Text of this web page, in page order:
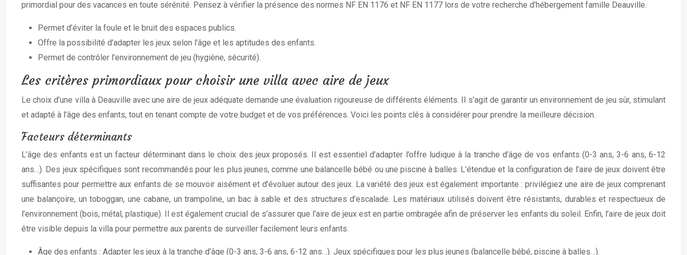
primordial pour des vacances en toute sérénité. Pensez à vérifier la présence des normes NF EN 1176 et NF EN 1177 lors de votre recherche d’hébergement famille Deauville.
Permet d’éviter la foule et le bruit des espaces publics.
Offre la possibilité d’adapter les jeux selon l’âge et les aptitudes des enfants.
Permet de contrôler l’environnement de jeu (hygiène, sécurité).
Les critères primordiaux pour choisir une villa avec aire de jeux
Le choix d’une villa à Deauville avec une aire de jeux adéquate demande une évaluation rigoureuse de différents éléments. Il s’agit de garantir un environnement de jeu sûr, stimulant
et adapté à l’âge des enfants, tout en tenant compte de votre budget et de vos préférences. Voici les points clés à considérer pour prendre la meilleure décision.
Facteurs déterminants
L’âge des enfants est un facteur déterminant dans le choix des jeux proposés. Il est essentiel d’adapter l’offre ludique à la tranche d’âge de vos enfants (0-3 ans, 3-6 ans, 6-12
ans…). Des jeux spécifiques sont recommandés pour les plus jeunes, comme une balancelle bébé ou une piscine à balles. L’étendue et la configuration de l’aire de jeux doivent être
suffisantes pour permettre aux enfants de se mouvoir aisément et d’évoluer autour des jeux. La variété des jeux est également importante : privilégiez une aire de jeux comprenant
une balançoire, un toboggan, une cabane, un trampoline, un bac à sable et des structures d’escalade. Les matériaux utilisés doivent être résistants, durables et respectueux de
l’environnement (bois, métal, plastique). Il est également crucial de s’assurer que l’aire de jeux est en partie ombragée afin de préserver les enfants du soleil. Enfin, l’aire de jeux doit
être visible depuis la villa pour permettre aux parents de surveiller facilement leurs enfants.
Âge des enfants : Adapter les jeux à la tranche d’âge (0-3 ans, 3-6 ans, 6-12 ans…). Jeux spécifiques pour les plus jeunes (balancelle bébé, piscine à balles…).